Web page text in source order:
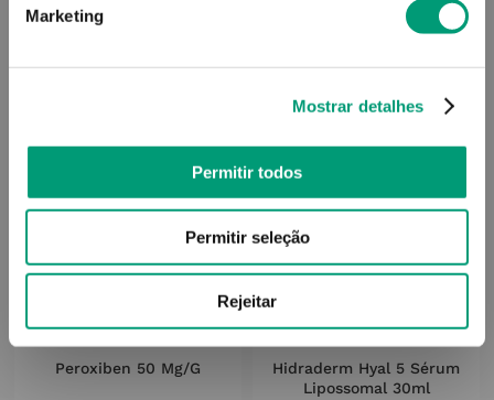
Marketing
Mostrar detalhes
Permitir todos
Permitir seleção
Rejeitar
PEROXIBEN
Peroxiben 50 Mg/g
SESDERMA
Hidraderm Hyal 5 Sérum
Lipossomal 30ml